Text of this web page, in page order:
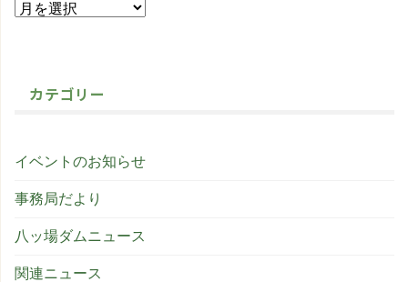
カテゴリー
イベントのお知らせ
事務局だより
八ッ場ダムニュース
関連ニュース